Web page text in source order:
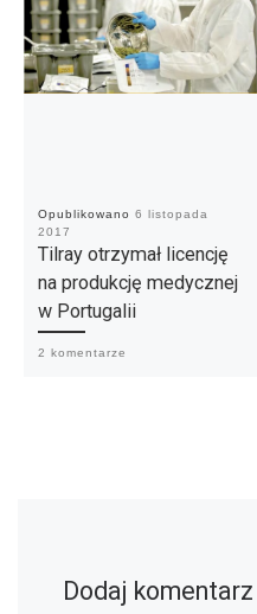
Opublikowano 6 listopada
2017
Tilray otrzymał licencję
na produkcję medycznej
w Portugalii
2 komentarze
Dodaj komentarz